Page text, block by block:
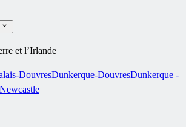
et l’Irlande
DouvresDunkerque-DouvresDunkerque -